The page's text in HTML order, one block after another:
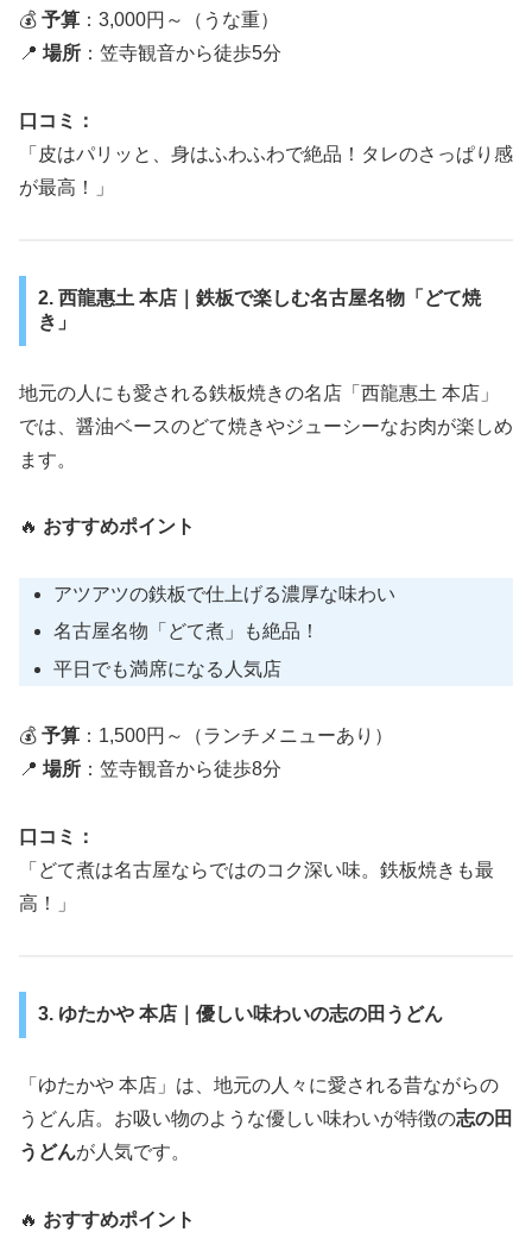
💰 予算 ：3,000円～（うな重）
📍 場所 ：笠寺観音から徒歩5分
口コミ：
「皮はパリッと、身はふわふわで絶品！タレのさっぱり感
が最高！」
2. 西龍惠土 本店｜鉄板で楽しむ名古屋名物「どて焼
き」
地元の人にも愛される鉄板焼きの名店「西龍惠土 本店」
では、醤油ベースのどて焼きやジューシーなお肉が楽しめ
ます。
🔥 おすすめポイント
アツアツの鉄板で仕上げる濃厚な味わい
名古屋名物「どて煮」も絶品！
平日でも満席になる人気店
💰 予算 ：1,500円～（ランチメニューあり）
📍 場所 ：笠寺観音から徒歩8分
口コミ：
「どて煮は名古屋ならではのコク深い味。鉄板焼きも最
高！」
3. ゆたかや 本店｜優しい味わいの志の田うどん
「ゆたかや 本店」は、地元の人々に愛される昔ながらの
うどん店。お吸い物のような優しい味わいが特徴の志の田
うどんが人気です。
🔥 おすすめポイント